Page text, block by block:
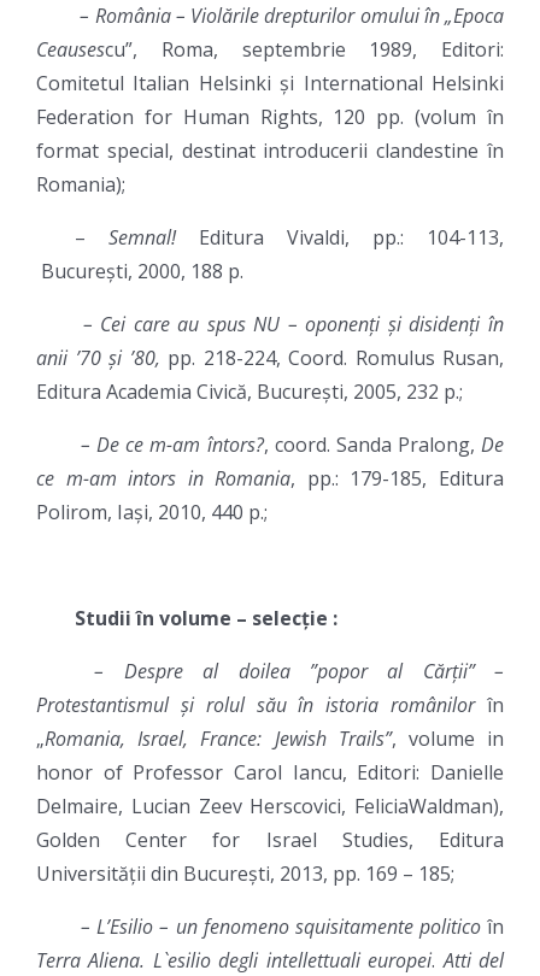
– România – Violările drepturilor omului în „Epoca
Ceausescu”, Roma, septembrie 1989, Editori:
Comitetul Italian Helsinki și International Helsinki
Federation for Human Rights, 120 pp. (volum în
format special, destinat introducerii clandestine în
Romania);
– Semnal! Editura Vivaldi, pp.: 104-113,
București, 2000, 188 p.
– Cei care au spus NU – oponenți și disidenți în
anii ’70 și ’80, pp. 218-224, Coord. Romulus Rusan,
Editura Academia Civică, București, 2005, 232 p.;
– De ce m-am întors?, coord. Sanda Pralong,De
ce m-am intors in Romania, pp.: 179-185, Editura
Polirom, Iași, 2010, 440 p.;
Studii în volume – selecție :
– Despre al doilea ”popor al Cărții” –
Protestantismul și rolul său în istoria românilorîn
„Romania, Israel, France: Jewish Trails”, volume in
honor of Professor Carol Iancu, Editori: Danielle
Delmaire, Lucian Zeev Herscovici, FeliciaWaldman),
Golden Center for Israel Studies, Editura
Universității din București, 2013, pp. 169 – 185;
– L’Esilio – un fenomeno squisitamente politicoîn
Terra Aliena. L`esilio degli intellettuali europei.Atti del